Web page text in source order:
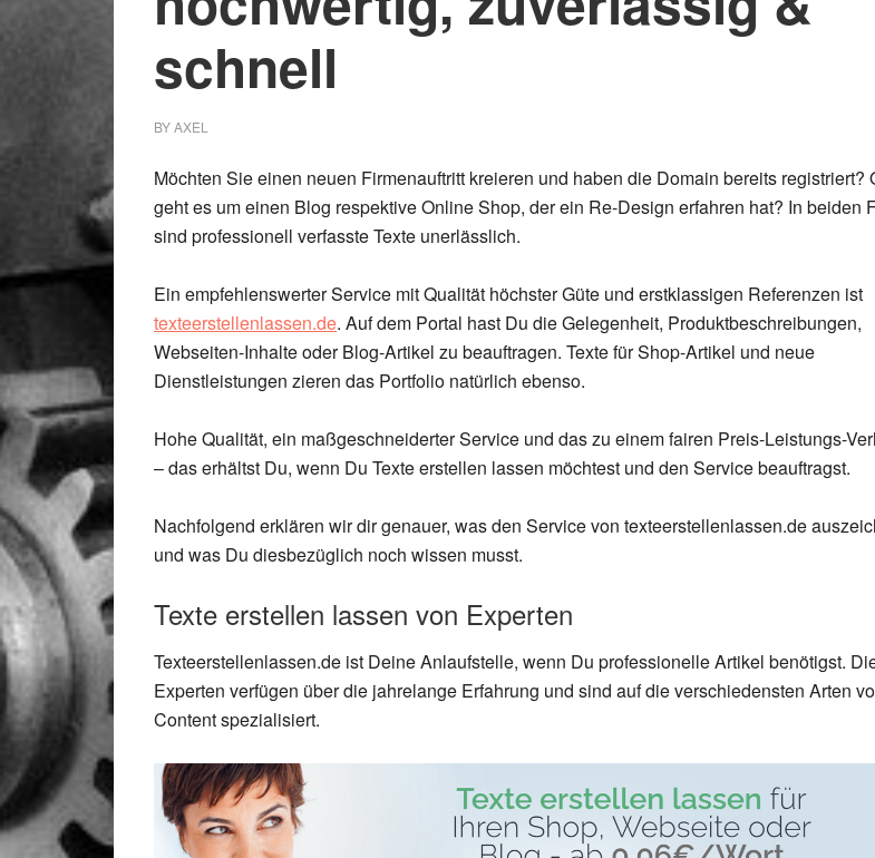
schnell
BYAXEL
Möchten Sie einen neuen Firmenauftritt kreieren und haben die Domain bereits registriert?
geht es um einen Blog respektive Online Shop, der ein Re-Design erfahren hat? In beiden
sind professionell verfasste Texte unerlässlich.
Ein empfehlenswerter Service mit Qualität höchster Güte und erstklassigen Referenzen ist
texteerstellenlassen.de. Auf dem Portal hast Du die Gelegenheit, Produktbeschreibungen,
Webseiten-Inhalte oder Blog-Artikel zu beauftragen. Texte für Shop-Artikel und neue
Dienstleistungen zieren das Portfolio natürlich ebenso.
Hohe Qualität, ein maßgeschneiderter Service und das zu einem fairen Preis-Leistungs-
– das erhältst Du, wenn Du Texte erstellen lassen möchtest und den Service beauftragst.
Nachfolgend erklären wir dir genauer, was den Service von texteerstellenlassen.de
und was Du diesbezüglich noch wissen musst.
Texte erstellen lassen von Experten
Texteerstellenlassen.de ist Deine Anlaufstelle, wenn Du professionelle Artikel benötigst.
Experten verfügen über die jahrelange Erfahrung und sind auf die verschiedensten Arten
Content spezialisiert.